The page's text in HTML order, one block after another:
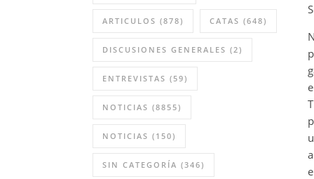
ARTICULOS (878) CATAS (648)
DISCUSIONES GENERALES (2)
ENTREVISTAS (59)
NOTICIAS (8855)
NOTICIAS (150)
SIN CATEGORÍA (346)